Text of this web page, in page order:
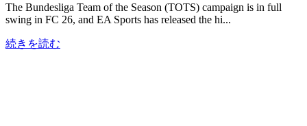
The Bundesliga Team of the Season (TOTS) campaign is in full
swing in FC 26, and EA Sports has released the hi...
続きを読む